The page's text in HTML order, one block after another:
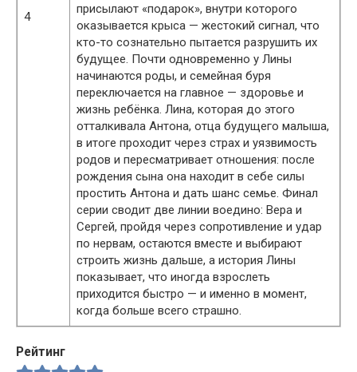
4
присылают «подарок», внутри которого
оказывается крыса — жестокий сигнал, что
кто-то сознательно пытается разрушить их
будущее. Почти одновременно у Лины
начинаются роды, и семейная буря
переключается на главное — здоровье и
жизнь ребёнка. Лина, которая до этого
отталкивала Антона, отца будущего малыша,
в итоге проходит через страх и уязвимость
родов и пересматривает отношения: после
рождения сына она находит в себе силы
простить Антона и дать шанс семье. Финал
серии сводит две линии воедино: Вера и
Сергей, пройдя через сопротивление и удар
по нервам, остаются вместе и выбирают
строить жизнь дальше, а история Лины
показывает, что иногда взрослеть
приходится быстро — и именно в момент,
когда больше всего страшно.
Рейтинг